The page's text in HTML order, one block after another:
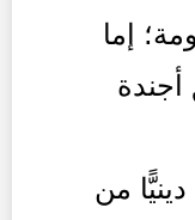
إما
أجندة
من